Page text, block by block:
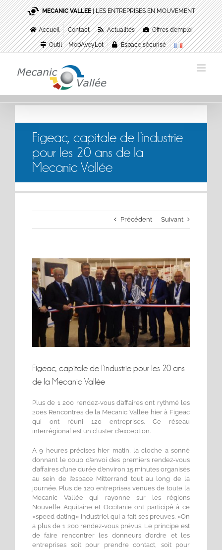
Passer
au
contenu
MECANIC VALLEE| LES ENTREPRISES EN MOUVEMENT
Accueil Contact Actualités Offres d’emploi
Outil – Mob’AveyLot Espace sécurisé
Figeac, capitale de l’industrie
pour les 20 ans de la
Mecanic Vallée
Précédent Suivant
Voir
l'image
agrandie
Figeac, capitale de l’industrie pour les 20 ans
de la Mecanic Vallée
Plus de 1 200 rendez-vous d’affaires ont rythmé les
20es Rencontres de la Mecanic Vallée hier à Figeac
qui ont réuni 120 entreprises. Ce réseau
interrégional est un cluster d’exception.
A 9 heures précises hier matin, la cloche a sonné
donnant le coup d’envoi des premiers rendez-vous
d’affaires d’une durée d’environ 15 minutes organisés
au sein de l’espace Mitterrand tout au long de la
journée. Plus de 120 entreprises venues de toute la
Mecanic Vallée qui rayonne sur les régions
Nouvelle Aquitaine et Occitanie ont participé à ce
«speed dating» industriel qui a fait ses preuves. «On
a plus de 1 200 rendez-vous prévus. Le principe est
de faire rencontrer les donneurs d’ordre et les
entreprises soit pour prendre contact, soit pour